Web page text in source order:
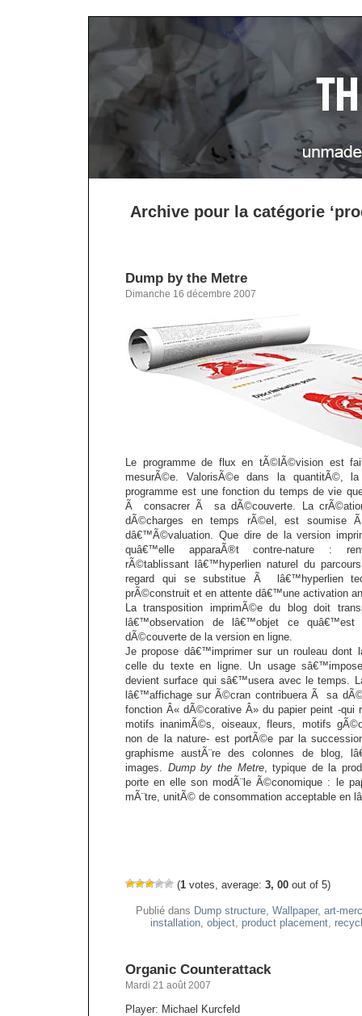
Archive pour la catégorie
Dump by the Metre
Dimanche 16 décembre 2007
Le programme de flux en tÃ©lÃ©vision est
mesurÃ©e. ValorisÃ©e dans la quantitÃ©,
programme est une fonction du temps de vie
Ã consacrer Ã sa dÃ©couverte. La
dÃ©charges en temps rÃ©el, est soumise
dâ€™Ã©valuation. Que dire de la version
quâ€™elle apparaÃ®t contre-nature :
rÃ©tablissant lâ€™hyperlien naturel du
regard qui se substitue Ã lâ€™hyperlien
prÃ©construit et en attente dâ€™une activation
La transposition imprimÃ©e du blog doit
lâ€™observation de lâ€™objet ce
dÃ©couverte de la version en ligne.
Je propose dâ€™imprimer sur un rouleau dont
celle du texte en ligne. Un usage
devient surface qui sâ€™usera avec le temps.
lâ€™affichage sur Ã©cran contribuera Ã sa
fonction Â« dÃ©corative Â» du papier peint -
motifs inanimÃ©s, oiseaux, fleurs, motifs
non de la nature- est portÃ©e par la
graphisme austÃ¨re des colonnes de blog,
images. Dump by the Metre, typique de la
porte en elle son modÃ¨le Ã©conomique : le
mÃ¨tre, unitÃ© de consommation acceptable en
(1 votes, average: 3, 00 out of 5)
Publié dans Dump structure, Wallpaper, art-
installation, object, product placement,
Organic Counterattack
Mardi 21 août 2007
Player: Michael Kurcfeld